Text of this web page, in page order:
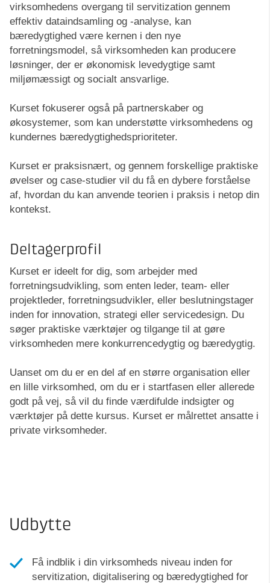
virksomhedens overgang til servitization gennem
effektiv dataindsamling og -analyse, kan
bæredygtighed være kernen i den nye
forretningsmodel, så virksomheden kan producere
løsninger, der er økonomisk levedygtige samt
miljømæssigt og socialt ansvarlige.
Kurset fokuserer også på partnerskaber og
økosystemer, som kan understøtte virksomhedens og
kundernes bæredygtighedsprioriteter.
Kurset er praksisnært, og gennem forskellige praktiske
øvelser og case-studier vil du få en dybere forståelse
af, hvordan du kan anvende teorien i praksis i netop din
kontekst.
Deltagerprofil
Kurset er ideelt for dig, som arbejder med
forretningsudvikling, som enten leder, team- eller
projektleder, forretningsudvikler, eller beslutningstager
inden for innovation, strategi eller servicedesign. Du
søger praktiske værktøjer og tilgange til at gøre
virksomheden mere konkurrencedygtig og bæredygtig.
Uanset om du er en del af en større organisation eller
en lille virksomhed, om du er i startfasen eller allerede
godt på vej, så vil du finde værdifulde indsigter og
værktøjer på dette kursus. Kurset er målrettet ansatte i
private virksomheder.
Udbytte
Få indblik i din virksomheds niveau inden for
servitization, digitalisering og bæredygtighed for